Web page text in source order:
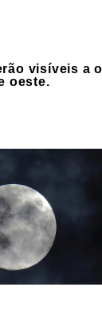
visíveis a
oeste.